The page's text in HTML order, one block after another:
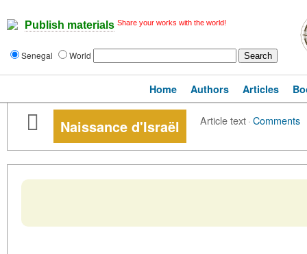
Publish materials Share your works with the world!
Senegal World
Home Authors Articles
Naissance d'Israël Article text·Comments